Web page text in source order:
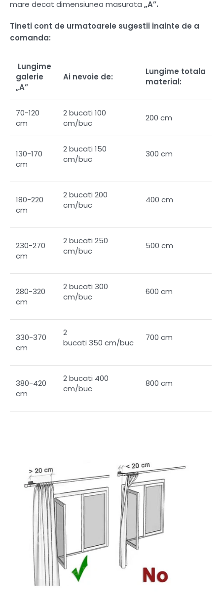
mare decat dimensiunea masurata „A”.
Tineti cont de urmatoarele sugestii inainte de a
comanda:
Lungime
galerie
„A”
Ai nevoie de:
Lungime totala
material:
70-120
cm
2 bucati 100
cm/buc
200 cm
130-170
cm
2 bucati 150
cm/buc
300 cm
180-220
cm
2 bucati 200
cm/buc
400 cm
230-270
cm
2 bucati 250
cm/buc
500 cm
280-320
cm
2 bucati 300
cm/buc
600 cm
330-370
cm
2
bucati 350 cm/buc
700 cm
380-420
cm
2 bucati 400
cm/buc
800 cm